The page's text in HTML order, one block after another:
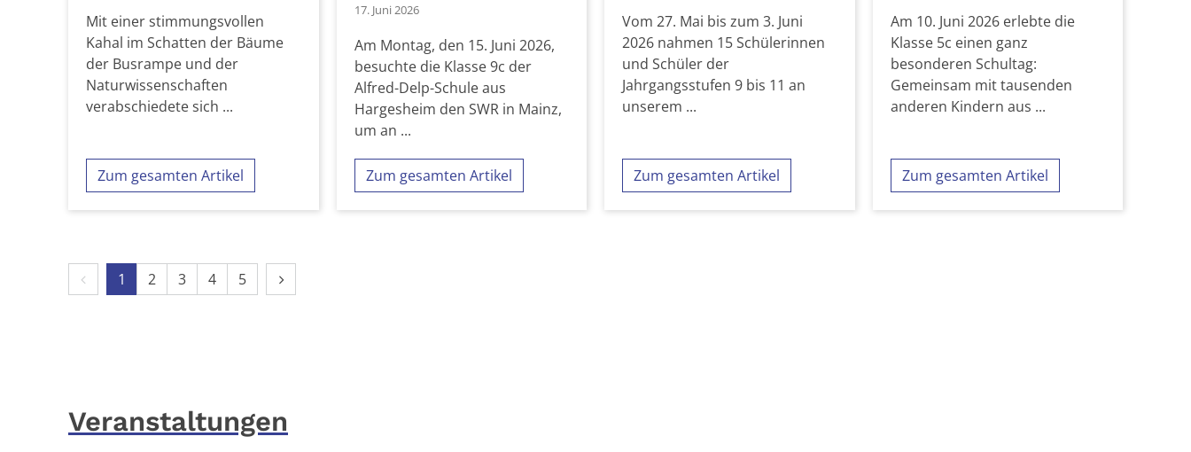
Mit einer stimmungsvollen
Kahal im Schatten der Bäume
der Busrampe und der
Naturwissenschaften
verabschiedete sich ...
Zum gesamten Artikel
17. Juni 2026
Am Montag, den 15. Juni 2026,
besuchte die Klasse 9c der
Alfred-Delp-Schule aus
Hargesheim den SWR in Mainz,
um an ...
Zum gesamten Artikel
Vom 27. Mai bis zum 3. Juni
2026 nahmen 15 Schülerinnen
und Schüler der
Jahrgangsstufen 9 bis 11 an
unserem ...
Zum gesamten Artikel
Am 10. Juni 2026 erlebte die
Klasse 5c einen ganz
besonderen Schultag:
Gemeinsam mit tausenden
anderen Kindern aus ...
Zum gesamten Artikel
Vorherige Seite
1 2 3 4 5 Nächste Seite
Veranstaltungen